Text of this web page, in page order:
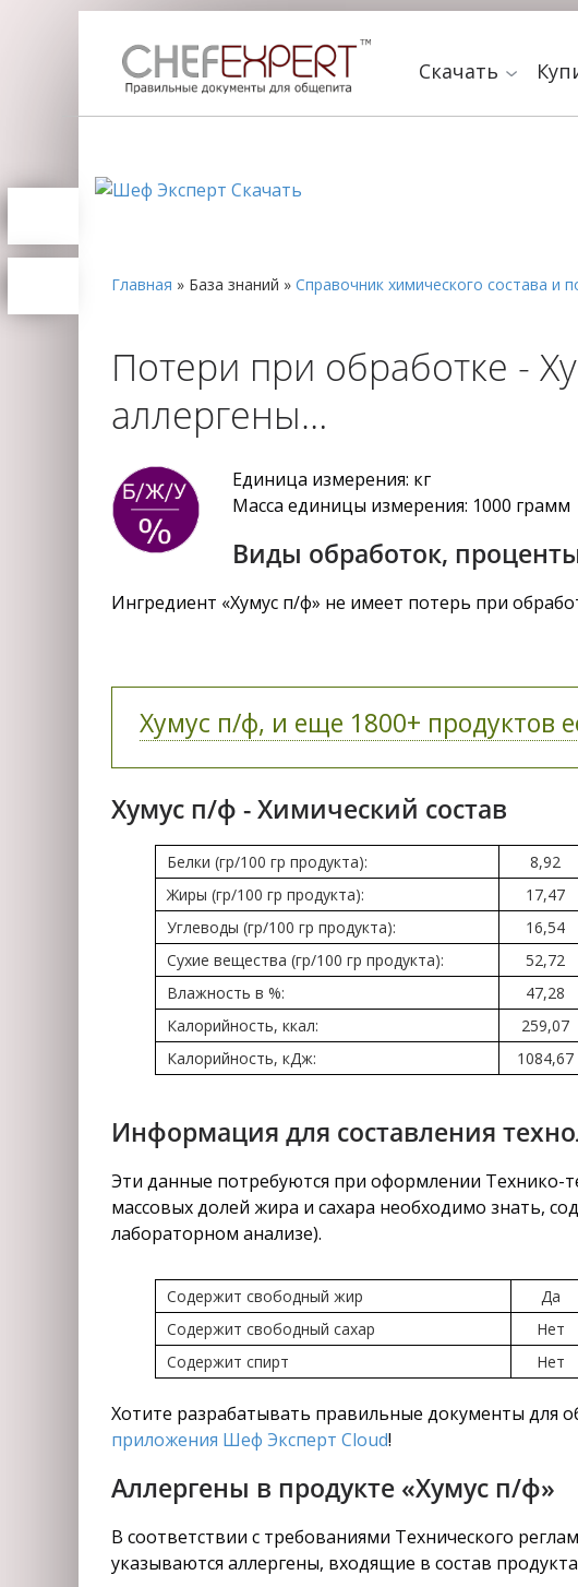
Скачать
Главная » База знаний » Справочник химического состава и
Потери при обработке -
аллергены…
Единица измерения: кг
Масса единицы измерения: 1000 грамм
Виды обработок,
Ингредиент «Хумус п/ф» не имеет потерь при
Хумус п/ф, и еще 1800+ продуктов
Хумус п/ф - Химический состав
Белки (гр/100 гр продукта):
8,92
Жиры (гр/100 гр продукта):
17,47
Углеводы (гр/100 гр продукта):
16,54
Сухие вещества (гр/100 гр продукта):
52,72
Влажность в %:
47,28
Калорийность, ккал:
259,07
Калорийность, кДж:
1084,67
Информация для составления
Эти данные потребуются при оформлении Технико-
массовых долей жира и сахара необходимо знать,
лабораторном анализе).
Содержит свободный жир
Да
Содержит свободный сахар
Нет
Содержит спирт
Нет
Хотите разрабатывать правильные документы для
приложения Шеф Эксперт Cloud!
Аллергены в продукте «Хумус п/ф»
В соответствии с требованиями Технического
указываются аллергены, входящие в состав